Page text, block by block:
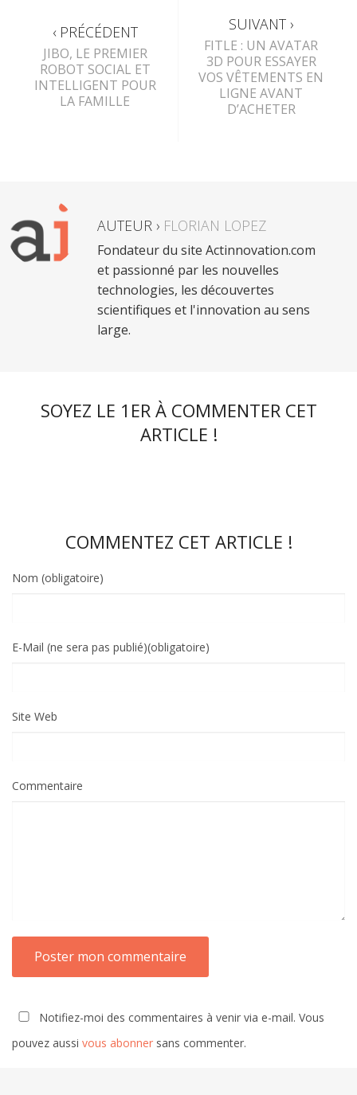
‹ PRÉCÉDENT
JIBO, LE PREMIER
ROBOT SOCIAL ET
INTELLIGENT POUR
LA FAMILLE
SUIVANT ›
FITLE : UN AVATAR
3D POUR ESSAYER
VOS VÊTEMENTS EN
LIGNE AVANT
D’ACHETER
AUTEUR › FLORIAN LOPEZ
Fondateur du site Actinnovation.com
et passionné par les nouvelles
technologies, les découvertes
scientifiques et l'innovation au sens
large.
SOYEZ LE 1ER À COMMENTER CET
ARTICLE !
COMMENTEZ CET ARTICLE !
Nom (obligatoire)
E-Mail (ne sera pas publié)(obligatoire)
Site Web
Commentaire
Notifiez-moi des commentaires à venir via e-mail. Vous
pouvez aussi vous abonner sans commenter.